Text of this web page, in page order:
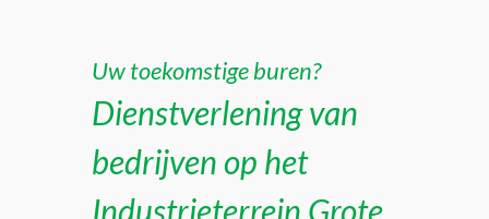
Uw toekomstige buren?
Dienstverlening van
bedrijven op het
Industrieterrein Grote